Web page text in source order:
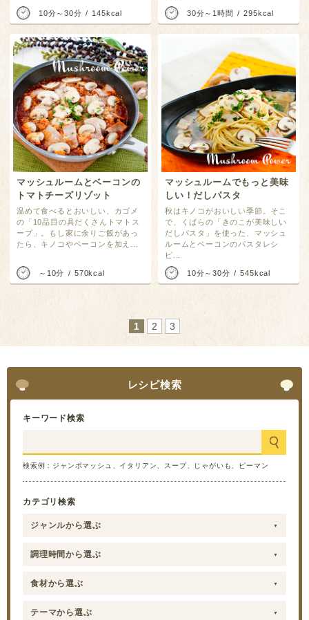
10分～30分 145kcal 30分～1時間 295kcal
マッシュルームとベーコンの
トマトチーズリゾット
温めて食べるとおいしい、カゴメ
の「10品目の具だくさんトマトス
ープ」。もし家に余りご飯があっ
たら、キノコやベーコンを加え...
～10分 570kcal
マッシュルームでもっと美味
しい！だしパスタ
秋はキノコがおいしい季節。そこ
で、くばらの「きのこが美味しい
だしパスタ」を使った、マッシュ
ルームとベーコンのパスタレシ
ピ...
10分～30分 545kcal
1 2 3
レシピ検索
キーワード検索
検索例：ジャンボマッシュ、イタリアン、スープ、じゃがいも、ピーマン
カテゴリ検索
ジャンルから選ぶ
調理時間から選ぶ
食材から選ぶ
テーマから選ぶ